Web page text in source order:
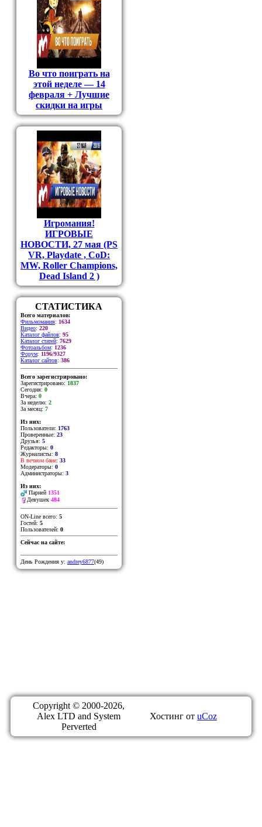
Во что поиграть на
этой неделе — 14
февраля + Лучшие
скидки на игры
Игромания!
ИГРОВЫЕ
НОВОСТИ, 27 мая (PS
VR, Playdate , CoD:
MW, Roller Champions,
Dead Island 2 )
СТАТИСТИКА
Всего материалов:
Фильмомания: 1634
Видео: 220
Каталог файлов: 95
Каталог статей: 7629
Фотоальбом: 1236
Форум: 1196/9327
Каталог сайтов: 386
Всего зарегистрировано:
Зарегистрировано: 1837
Сегодня: 0
Вчера: 0
За неделю: 2
За месяц: 7
Из них:
Пользователи: 1763
Проверенные: 23
Друзья: 5
Редакторы: 0
Журналисты: 8
В вечном бане: 33
Модераторы: 0
Администраторы: 3
Из них:
Парней 1351
Девушек 484
ON-Line всего: 5
Гостей: 5
Пользователей: 0
Сейчас на сайте:
День Рождения у: andrey6877(49)
Copyright © 2000-2026,
Alex LTD and System
Perverted
Хостинг от uCoz